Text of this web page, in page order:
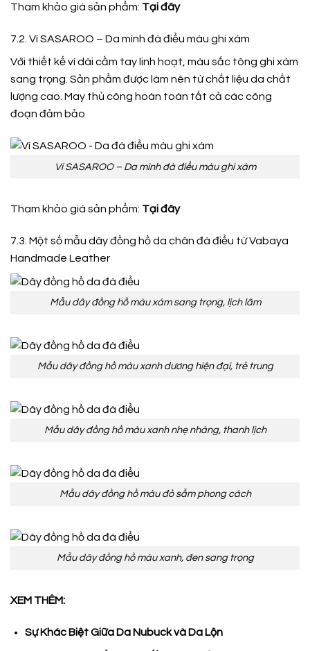
Tham khảo giá sản phẩm: Tại đây
7.2. Ví SASAROO – Da mình đà điểu màu ghi xám
Với thiết kế ví dài cầm tay linh hoạt, màu sắc tông ghi xám
sang trọng. Sản phẩm được làm nên từ chất liệu da chất
lượng cao. May thủ công hoàn toàn tất cả các công
đoạn đảm bảo
Ví SASAROO – Da mình đà điểu màu ghi xám
Tham khảo giá sản phẩm: Tại đây
7.3. Một số mẫu dây đồng hồ da chân đà điểu từ Vabaya
Handmade Leather
Mẫu dây đồng hồ màu xám sang trọng, lịch lãm
Mẫu dây đồng hồ màu xanh dương hiện đại, trẻ trung
Mẫu dây đồng hồ màu xanh nhẹ nhàng, thanh lịch
Mẫu dây đồng hồ màu đỏ sẫm phong cách
Mẫu dây đồng hồ màu xanh, đen sang trọng
XEM THÊM:
Sự Khác Biệt Giữa Da Nubuck và Da Lộn